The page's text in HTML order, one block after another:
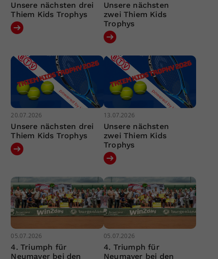
Unsere nächsten drei
Thiem Kids Trophys
Unsere nächsten
zwei Thiem Kids
Trophys
20.07.2026
Unsere nächsten drei
Thiem Kids Trophys
13.07.2026
Unsere nächsten
zwei Thiem Kids
Trophys
05.07.2026
4. Triumph für
Neumayer bei den
05.07.2026
4. Triumph für
Neumayer bei den